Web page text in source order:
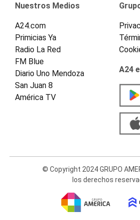
Nuestros Medios
A24.com
Primicias Ya
Radio La Red
FM Blue
Diario Uno Mendoza
San Juan 8
América TV
A24
© Copyright 2024 GRUPO
los derechos